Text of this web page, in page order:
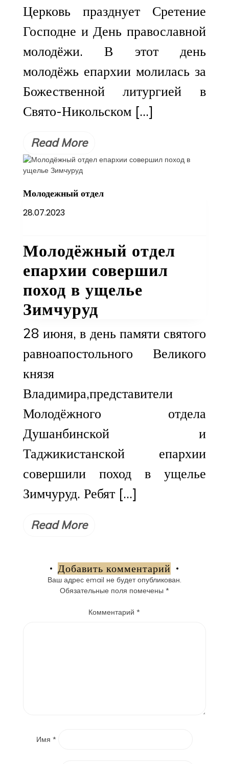
Церковь празднует Сретение
Господне и День православной
молодёжи. В этот день
молодёжь епархии молилась за
Божественной литургией в
Свято-Никольском […]
Read More
Молодежный отдел
28.07.2023
Молодёжный отдел
епархии совершил
поход в ущелье
Зимчуруд
28 июня, в день памяти святого
равноапостольного Великого
князя
Владимира,представители
Молодёжного отдела
Душанбинской и
Таджикистанской епархии
совершили поход в ущелье
Зимчуруд. Ребят […]
Read More
Добавить комментарий
Ваш адрес email не будет опубликован.
Обязательные поля помечены *
Комментарий*
Имя *